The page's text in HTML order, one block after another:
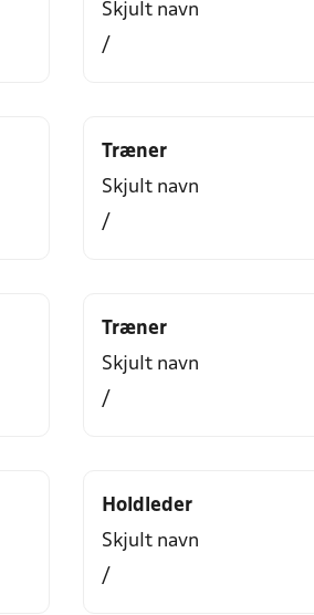
Skjult navn
/
Træner
Skjult navn
/
Træner
Skjult navn
/
Holdleder
Skjult navn
/